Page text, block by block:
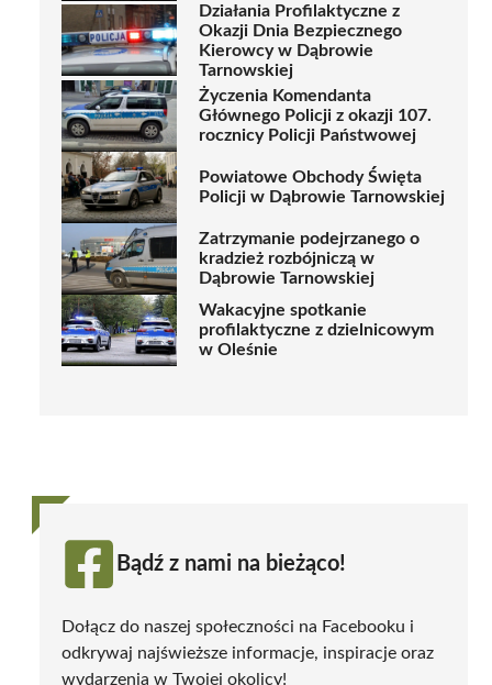
Działania Profilaktyczne z
Okazji Dnia Bezpiecznego
Kierowcy w Dąbrowie
Tarnowskiej
Życzenia Komendanta
Głównego Policji z okazji 107.
rocznicy Policji Państwowej
Powiatowe Obchody Święta
Policji w Dąbrowie Tarnowskiej
Zatrzymanie podejrzanego o
kradzież rozbójniczą w
Dąbrowie Tarnowskiej
Wakacyjne spotkanie
profilaktyczne z dzielnicowym
w Oleśnie
Bądź z nami na bieżąco!
Dołącz do naszej społeczności na Facebooku i
odkrywaj najświeższe informacje, inspiracje oraz
wydarzenia w Twojej okolicy!